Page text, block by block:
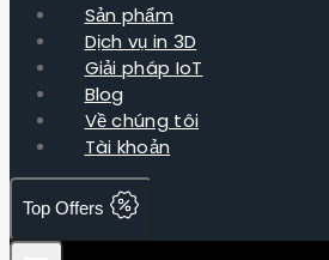
Sản phẩm
Dịch vụ in 3D
Giải pháp IoT
Blog
Về chúng tôi
Tài khoản
Top Offers